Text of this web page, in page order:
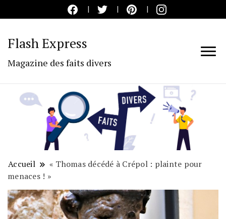
Flash Express
Magazine des faits divers
Accueil
« Thomas décédé à Crépol : plainte pour
menaces ! »